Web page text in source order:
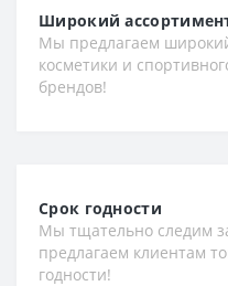
Широкий
Мы предлагаем
косметики и
брендов!
Срок годности
Мы тщательно следим
предлагаем клиентам
годности!